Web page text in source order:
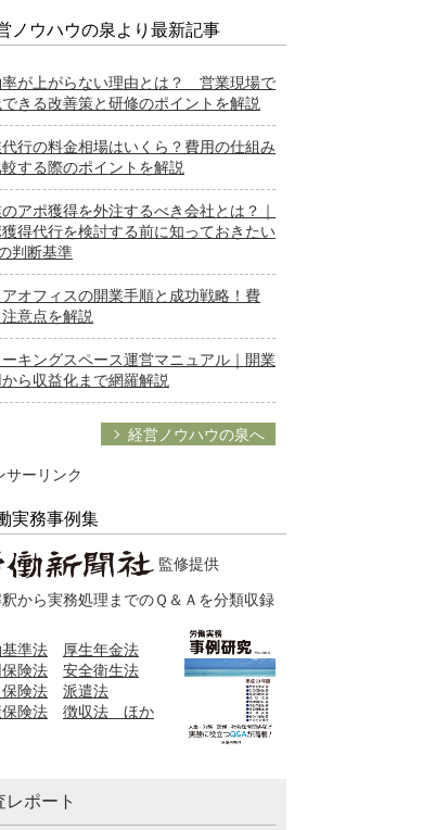
ノウハウの泉より最新記事
率が上がらない理由とは？ 営業現場で
きる改善策と研修のポイントを解説
行の料金相場はいくら？費用の仕組み
較する際のポイントを解説
アポ獲得を外注するべき会社とは？｜
得代行を検討する前に知っておきたい
判断基準
オフィスの開業手順と成功戦略！費
意点を解説
ーキングスペース運営マニュアル｜開業
ら収益化まで網羅解説
経営ノウハウの泉へ
サーリンク
実務事例集
監修提供
から実務処理までのＱ＆Ａを分類収録
準法
厚生年金法
保険法
安全衛生法
険法
派遣法
険法
徴収法 ほか
レポート